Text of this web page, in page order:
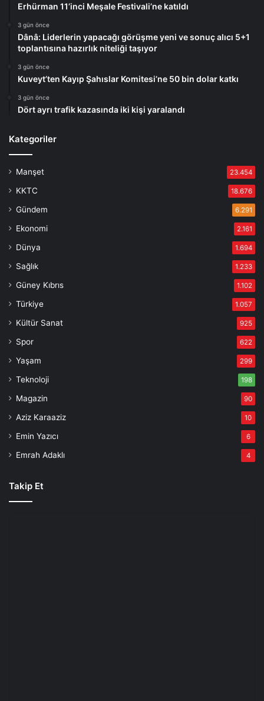
Erhürman 11’inci Meşale Festivali’ne katıldı
3 gün önce
Dânâ: Liderlerin yapacağı görüşme yeni ve sonuç alıcı 5+1
toplantısına hazırlık niteliği taşıyor
3 gün önce
Kuveyt’ten Kayıp Şahıslar Komitesi’ne 50 bin dolar katkı
3 gün önce
Dört ayrı trafik kazasında iki kişi yaralandı
Kategoriler
Manşet 23.454
KKTC 18.676
Gündem 6.291
Ekonomi 2.161
Dünya 1.694
Sağlık 1.233
Güney Kıbrıs 1.102
Türkiye 1.057
Kültür Sanat 925
Spor 622
Yaşam 299
Teknoloji 198
Magazin 90
Aziz Karaaziz 10
Emin Yazıcı 6
Emrah Adaklı 4
Takip Et